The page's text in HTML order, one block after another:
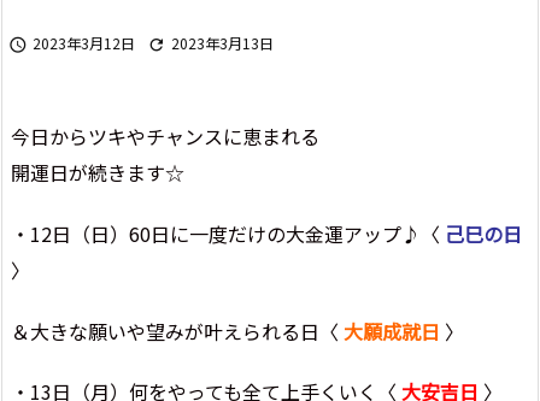
 2023年3月12日  2023年3月13日
今日からツキやチャンスに恵まれる
開運日が続きます☆
・12日（日）60日に一度だけの大金運アップ♪〈 己巳の日
〉
＆大きな願いや望みが叶えられる日〈 大願成就日 〉
・13日（月）何をやっても全て上手くいく〈 大安吉日 〉